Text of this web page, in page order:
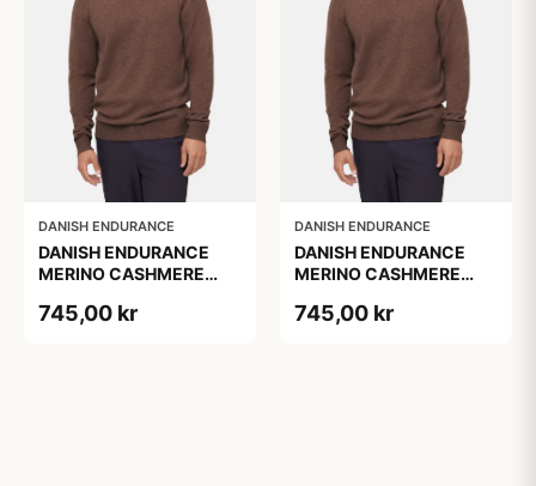
DANISH ENDURANCE
DANISH ENDURANCE
MERINO CASHMERE
745,00 kr
DANISH ENDURANCE
DANISH ENDURANCE
MERINO CASHMERE
745,00 kr